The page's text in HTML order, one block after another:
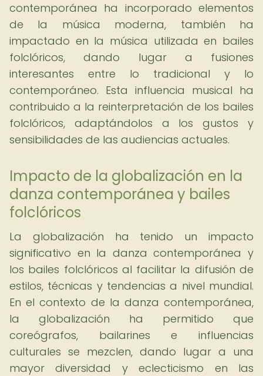
contemporánea ha incorporado elementos
de la música moderna, también ha
impactado en la música utilizada en bailes
folclóricos, dando lugar a fusiones
interesantes entre lo tradicional y lo
contemporáneo. Esta influencia musical ha
contribuido a la reinterpretación de los bailes
folclóricos, adaptándolos a los gustos y
sensibilidades de las audiencias actuales.
Impacto de la globalización en la
danza contemporánea y bailes
folclóricos
La globalización ha tenido un impacto
significativo en la danza contemporánea y
los bailes folclóricos al facilitar la difusión de
estilos, técnicas y tendencias a nivel mundial.
En el contexto de la danza contemporánea,
la globalización ha permitido que
coreógrafos, bailarines e influencias
culturales se mezclen, dando lugar a una
mayor diversidad y eclecticismo en las